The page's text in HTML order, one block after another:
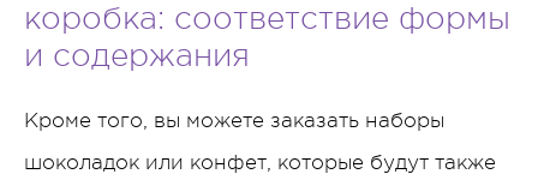
коробка: соответствие формы
и содержания
Кроме того, вы можете заказать наборы
шоколадок или конфет, которые будут также